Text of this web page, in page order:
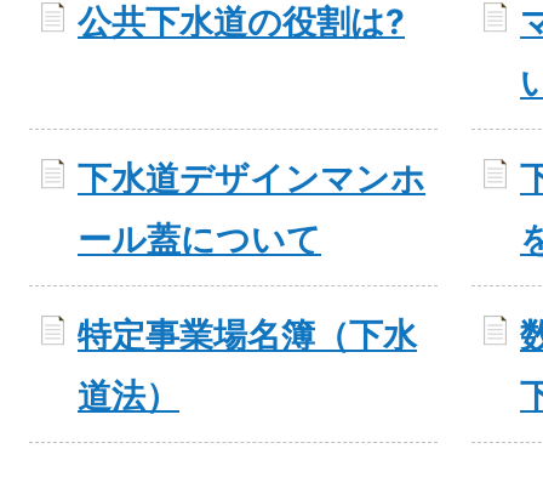
公共下水道の役割は?
下水道デザインマンホ
ール蓋について
特定事業場名簿（下水
道法）